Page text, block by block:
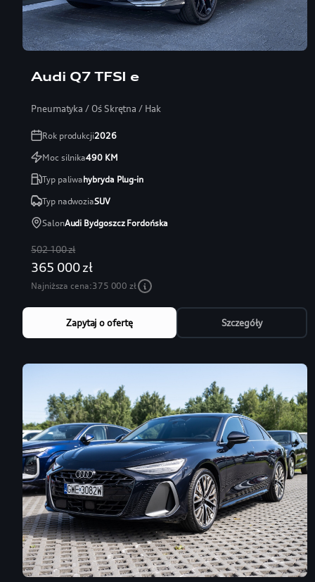
Audi Q7 TFSI e
Pneumatyka / Oś Skrętna / Hak
Rok produkcji2026
Moc silnika490KM
Typ paliwahybryda Plug-in
Typ nadwoziaSUV
SalonAudi Bydgoszcz Fordońska
502 100 zł
365 000 zł
Najniższa cena:375 000 zł
Zapytaj o ofertę Szczegóły